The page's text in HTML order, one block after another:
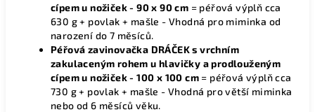
cípem u nožiček - 90 x 90 cm = péřová výplň cca
630 g + povlak + mašle - Vhodná pro miminka od
narození do 7 měsíců.
Péřová zavinovačka DRÁČEK s vrchním
zakulaceným rohem u hlavičky a prodlouženým
cípem u nožiček - 100 x 100 cm = péřová výplň cca
730 g + povlak + mašle - Vhodná pro větší miminka
nebo od 6 měsíců věku.